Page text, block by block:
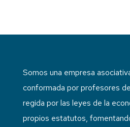
Somos una empresa
conformada por profesores
regida por las leyes de la
propios estatutos,